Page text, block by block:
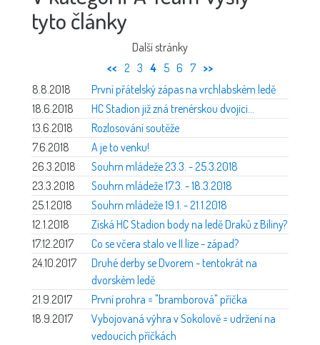
tyto články
Další stránky
<< 2 3 4 5 6 7 >>
8.8.2018
První přátelský zápas na vrchlabském ledě
18.6.2018
HC Stadion již zná trenérskou dvojici...
13.6.2018
Rozlosování soutěže
7.6.2018
A je to venku!
26.3.2018
Souhrn mládeže 23.3. - 25.3.2018
23.3.2018
Souhrn mládeže 17.3. - 18.3.2018
25.1.2018
Souhrn mládeže 19.1. - 21.1.2018
12.1.2018
Získá HC Stadion body na ledě Draků z Bíliny?
17.12.2017
Co se včera stalo ve II.lize - západ?
24.10.2017
Druhé derby se Dvorem - tentokrát na
dvorském ledě
21.9.2017
První prohra = "bramborová" příčka
18.9.2017
Vybojovaná výhra v Sokolově = udržení na
vedoucích příčkách